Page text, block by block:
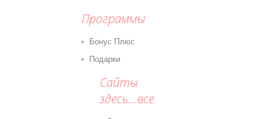
Программы
Бонус Плюс
Подарки
Сайты
здесь...все